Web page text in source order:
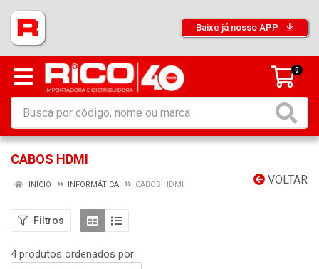
Baixe já nosso APP
0
CABOS HDMI
VOLTAR
INÍCIO INFORMÁTICA CABOS HDMI
Filtros
4 produtos ordenados por: